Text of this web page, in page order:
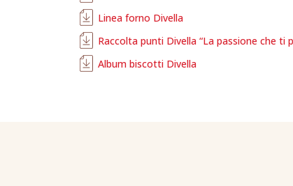
Linea forno Divella
Raccolta punti Divella “La passione che ti
Album biscotti Divella